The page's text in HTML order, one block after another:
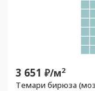
3 651 ₽/м2